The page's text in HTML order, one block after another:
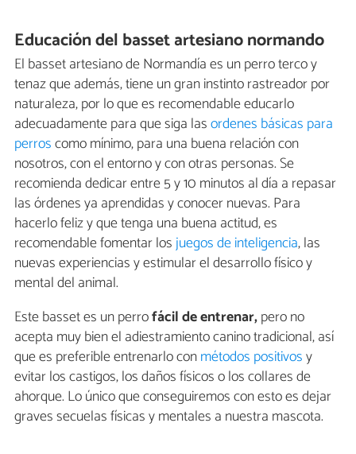
Educación del basset artesiano normando
El basset artesiano de Normandía es un perro terco y
tenaz que además, tiene un gran instinto rastreador por
naturaleza, por lo que es recomendable educarlo
adecuadamente para que siga lasordenes básicas para
perroscomo mínimo, para una buena relación con
nosotros, con el entorno y con otras personas. Se
recomienda dedicar entre 5 y 10 minutos al día a repasar
las órdenes ya aprendidas y conocer nuevas. Para
hacerlo feliz y que tenga una buena actitud, es
recomendable fomentar losjuegos de inteligencia, las
nuevas experiencias y estimular el desarrollo físico y
mental del animal.
Este basset es un perrofácil de entrenar,pero no
acepta muy bien el adiestramiento canino tradicional, así
que es preferible entrenarlo conmétodos positivosy
evitar los castigos, los daños físicos o los collares de
ahorque. Lo único que conseguiremos con esto es dejar
graves secuelas físicas y mentales a nuestra mascota.